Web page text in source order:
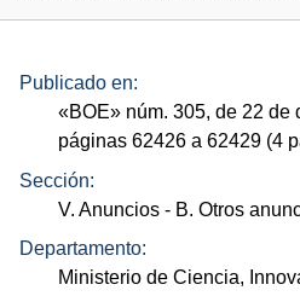
Publicado en:
«BOE» núm. 305, de 22 de
páginas 62426 a 62429 (4
Sección:
V. Anuncios - B. Otros
Departamento:
Ministerio de Ciencia,